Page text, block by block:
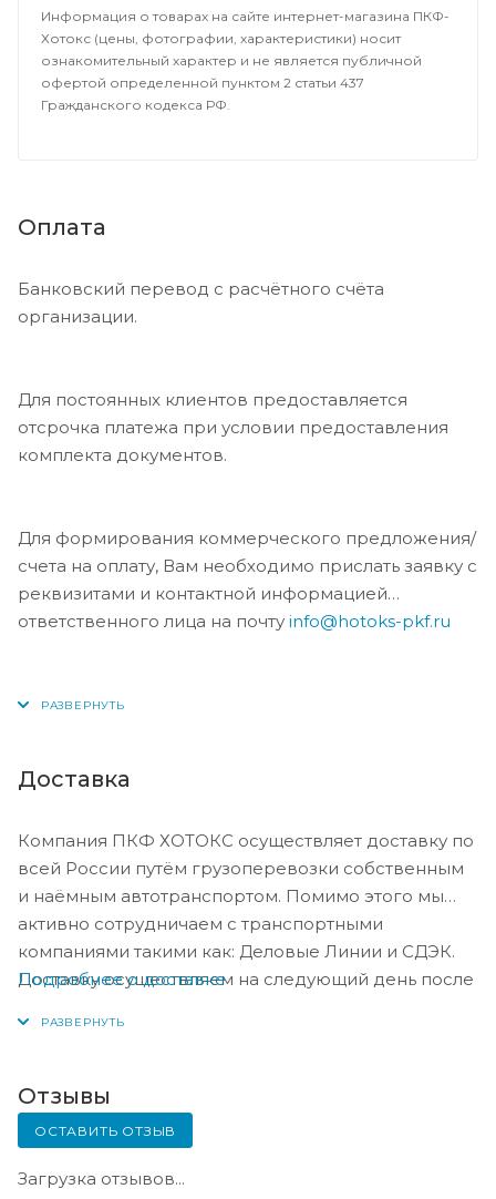
Информация о товарах на сайте интернет-магазина ПКФ-
Хотокс (цены, фотографии, характеристики) носит
ознакомительный характер и не является публичной
офертой определенной пунктом 2 статьи 437
Гражданского кодекса РФ.
Оплата
Банковский перевод с расчётного счёта
организации.
Для постоянных клиентов предоставляется
отсрочка платежа при условии предоставления
комплекта документов.
Для формирования коммерческого предложения/
счета на оплату, Вам необходимо прислать заявку с
реквизитами и контактной информацией
ответственного лица на почту info@hotoks-pkf.ru
Доставка
Компания ПКФ ХОТОКС осуществляет доставку по
всей России путём грузоперевозки собственным
и наёмным автотранспортом. Помимо этого мы
активно сотрудничаем с транспортными
компаниями такими как: Деловые Линии и СДЭК.
Доставку осуществляем на следующий день после
Подробнее о доставке
Отзывы
ОСТАВИТЬ ОТЗЫВ
Загрузка отзывов...